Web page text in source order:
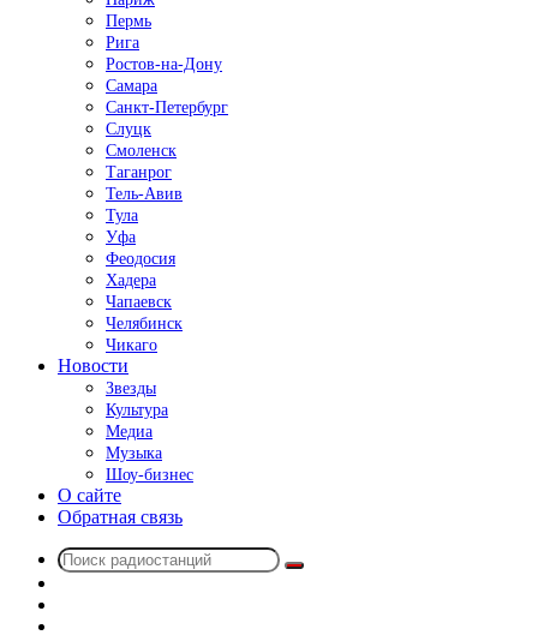
Пермь
Рига
Ростов-на-Дону
Самара
Санкт-Петербург
Слуцк
Смоленск
Таганрог
Тель-Авив
Тула
Уфа
Феодосия
Хадера
Чапаевск
Челябинск
Чикаго
Новости
Звезды
Культура
Медиа
Музыка
Шоу-бизнес
О сайте
Обратная связь
Поиск